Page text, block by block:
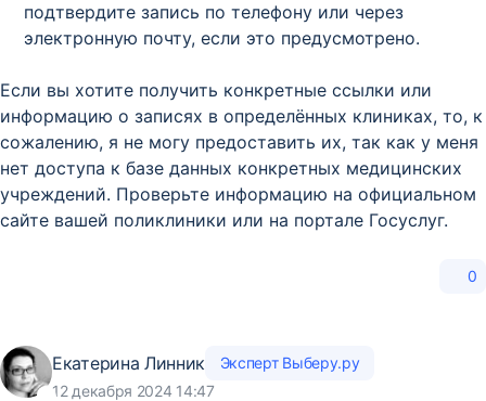
подтвердите запись по телефону или через
электронную почту, если это предусмотрено.
Если вы хотите получить конкретные ссылки или
информацию о записях в определённых клиниках, то, к
сожалению, я не могу предоставить их, так как у меня
нет доступа к базе данных конкретных медицинских
учреждений. Проверьте информацию на официальном
сайте вашей поликлиники или на портале Госуслуг.
0
Екатерина Линник
Эксперт Выберу.ру
12 декабря 2024 14:47